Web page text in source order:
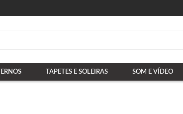
TAPETES E SOLEIRAS SOM E VÍDEO